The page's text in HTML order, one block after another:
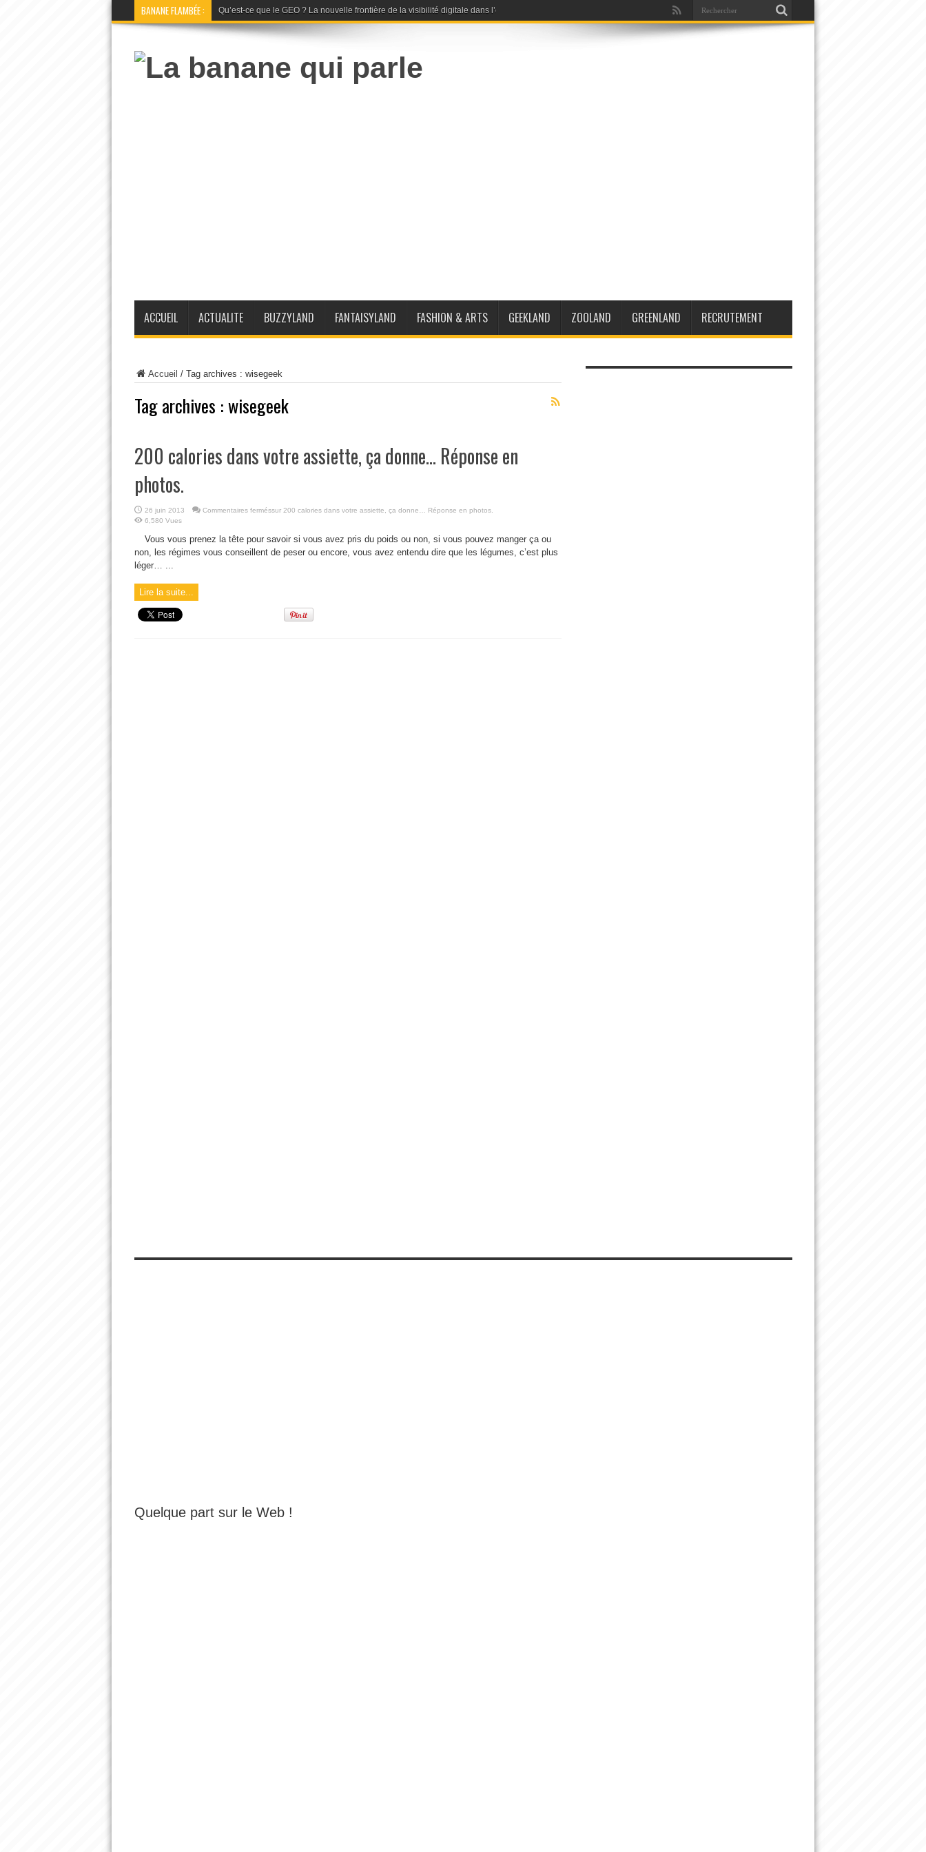
BANANE FLAMBÉE : Qu’est-ce que le GEO ? La nouvelle frontière de la visibilité digitale dans l’ère de l’intelligence artificielle
ACCUEIL ACTUALITE BUZZYLAND FANTAISYLAND FASHION & ARTS GEEKLAND ZOOLAND GREENLAND RECRUTEMENT
Accueil / Tag archives : wisegeek
Tag archives :wisegeek
200 calories dans votre assiette, ça donne… Réponse en
photos.
26 juin 2013 Commentaires ferméssur 200 calories dans votre assiette, ça donne… Réponse en photos.
6,580 Vues
Vous vous prenez la tête pour savoir si vous avez pris du poids ou non, si vous pouvez manger ça ou
non, les régimes vous conseillent de peser ou encore, vous avez entendu dire que les légumes, c’est plus
léger… ...
Lire la suite...
Quelque part sur le Web !